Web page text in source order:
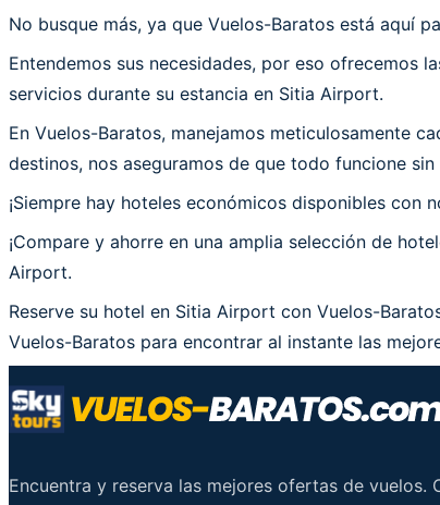
No busque más, ya que Vuelos-Baratos está aquí
Entendemos sus necesidades, por eso ofrecemos
servicios durante su estancia en Sitia Airport.
En Vuelos-Baratos, manejamos meticulosamente
destinos, nos aseguramos de que todo funcione
¡Siempre hay hoteles económicos disponibles con
¡Compare y ahorre en una amplia selección de
Airport.
Reserve su hotel en Sitia Airport con Vuelos-
Vuelos-Baratos para encontrar al instante las
Encuentra y reserva las mejores ofertas de